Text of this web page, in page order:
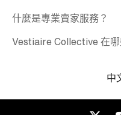
什麼是專業賣家服務？
Vestiaire Collective 在哪
中